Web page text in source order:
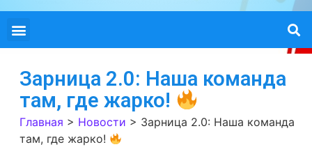
Зарница 2.0: Наша команда
там, где жарко!
Главная > Новости > Зарница 2.0: Наша команда
там, где жарко!